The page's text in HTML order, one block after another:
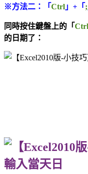
※方法二：「Ctrl 」+「 ;
同時按住鍵盤上的「Ctrl
的日期了：